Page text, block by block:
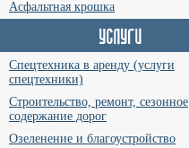
Асфальтная крошка
Спецтехника в аренду (услуги
спецтехники)
Строительство, ремонт, сезонное
содержание дорог
Озеленение и благоустройство